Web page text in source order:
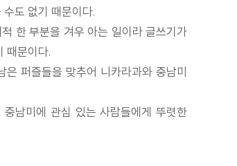
도 없기 때문이다.
한 부분을 겨우 아는 일이라 글쓰기가
때문이다.
퍼즐들을 맞추어 니카라과와 중남미
남미에 관심 있는 사람들에게 뚜렷한